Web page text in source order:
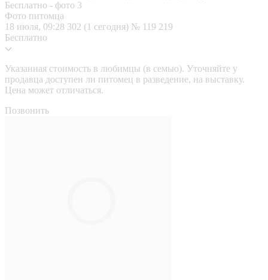
Фото питомца
18 июля, 09:28 302 (1 сегодня) № 119 219
Бесплатно
Указанная стоимость в любимцы (в семью). Уточняйте у
продавца доступен ли питомец в разведение, на выставку.
Цена может отличаться.
Позвонить